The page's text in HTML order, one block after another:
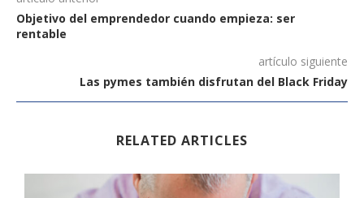
Objetivo del emprendedor cuando empieza: ser
rentable
artículo siguiente
Las pymes también disfrutan del Black Friday
RELATED ARTICLES